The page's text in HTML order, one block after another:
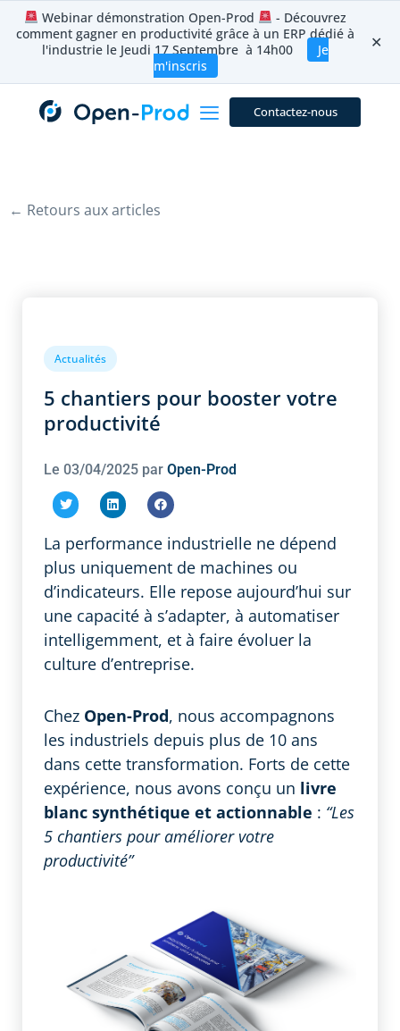
Webinar démonstration Open-Prod
- Découvrez
comment gagner en productivité grâce à un ERP dédié à
l'industrie le Jeudi 17 Septembre à 14h00
Je
m'inscris
✕
Aller
contenu
Contactez-nous
← Retours aux articles
Actualités
5 chantiers pour booster votre
productivité
Le 03/04/2025 parOpen-Prod
La performance industrielle ne dépend
plus uniquement de machines ou
d’indicateurs. Elle repose aujourd’hui sur
une capacité à s’adapter, à automatiser
intelligemment, et à faire évoluer la
culture d’entreprise.
Chez Open-Prod, nous accompagnons
les industriels depuis plus de 10 ans
dans cette transformation. Forts de cette
expérience, nous avons conçu un livre
blanc synthétique et actionnable : “Les
5 chantiers pour améliorer votre
productivité”